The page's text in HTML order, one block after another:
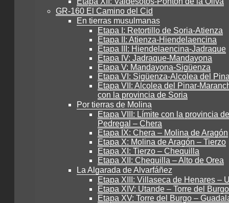
GR-160 El Camino del Cid
En tierras musulmanas
Etapa I: Retortillo de Soria-Atienza
Etapa II: Atienza-Hiendelaencina
Etapa III: Hiendelaencina-Jadraque
Etapa IV: Jadraque-Mandayona
Etapa V: Mandayona-Sigüenza
Etapa VI: Sigüenza-Alcolea del
Etapa VII: Alcolea del Pinar-
con la provincia de Soria
Por tierras de Molina
Etapa VIII: Límite con la provincia
Pedregal – Chera
Etapa IX: Chera – Molina de Aragón
Etapa X: Molina de Aragón – Tierzo
Etapa XI: Tierzo – Chequilla
Etapa XII: Chequilla – Alto de Orea
La Algarada de Alvarfáñez
Etapa XIII: Villaseca de Henares –
Etapa XIV: Utande – Torre del Burgo
Etapa XV: Torre del Burgo –